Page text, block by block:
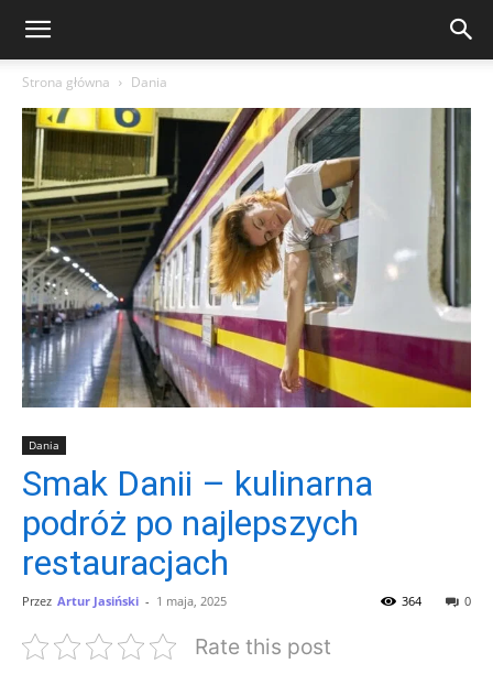
Strona główna Dania
Dania
Smak Danii – kulinarna
podróż po najlepszych
restauracjach
Przez Artur Jasiński - 1 maja, 2025 0
364
Rate this post